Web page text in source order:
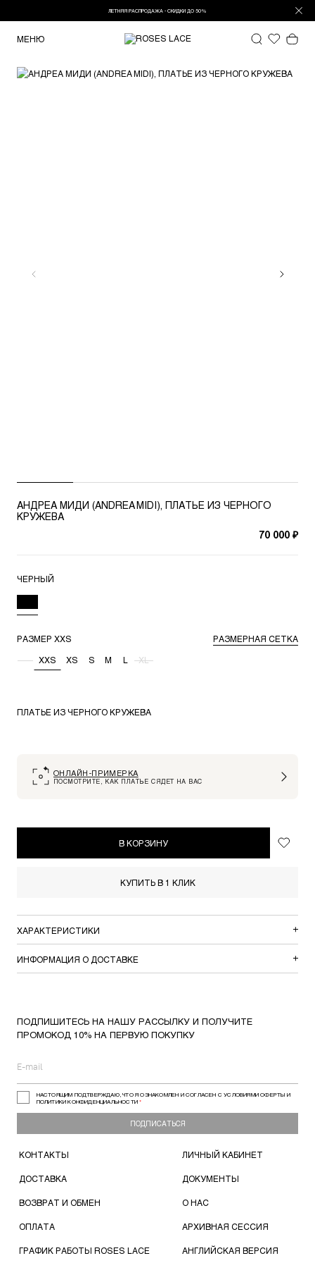
ЛЕТНЯЯ РАСПРОДАЖА - СКИДКИ ДО 50%
МЕНЮ
АНДРЕА МИДИ (ANDREA MIDI), ПЛАТЬЕ ИЗ ЧЕРНОГО
КРУЖЕВА
70 000 ₽
ПЛАТЬЕ ИЗ ЧЕРНОГО КРУЖЕВА
ЧЕРНЫЙ
ОНЛАЙН-ПРИМЕРКА
ПОСМОТРИТЕ, КАК ПЛАТЬЕ СЯДЕТ НА ВАС
В КОРЗИНУ
КУПИТЬ В 1 КЛИК
РАЗМЕР XXS РАЗМЕРНАЯ СЕТКА
- XXS XS S M L XL
ХАРАКТЕРИСТИКИ
ИНФОРМАЦИЯ О ДОСТАВКЕ
ПОДПИШИТЕСЬ НА НАШУ РАССЫЛКУ И ПОЛУЧИТЕ
ПРОМОКОД 10% НА ПЕРВУЮ ПОКУПКУ
НАСТОЯЩИМ ПОДТВЕРЖДАЮ, ЧТО Я ОЗНАКОМЛЕН И СОГЛАСЕН С УСЛОВИЯМИ ОФЕРТЫ И
ПОЛИТИКИ КОНФИДЕНЦИАЛЬНОСТИ*
ПОДПИСАТЬСЯ
КОНТАКТЫ
ДОСТАВКА
ВОЗВРАТ И ОБМЕН
ОПЛАТА
ГРАФИК РАБОТЫ ROSES LACE
ЛИЧНЫЙ КАБИНЕТ
ДОКУМЕНТЫ
О НАС
АРХИВНАЯ СЕССИЯ
АНГЛИЙСКАЯ ВЕРСИЯ